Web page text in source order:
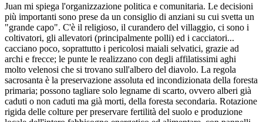
Juan mi spiega l'organizzazione politica e comunitaria. Le decisioni
più importanti sono prese da un consiglio di anziani su cui svetta un
"grande capo". C'è il religioso, il curandero del villaggio, ci sono i
coltivatori, gli allevatori (principalmente polli) ed i cacciatori...
cacciano poco, soprattutto i pericolosi maiali selvatici, grazie ad
archi e frecce; le punte le realizzano con degli affilatissimi aghi
molto velenosi che si trovano sull'albero del diavolo. La regola
sacrosanta è la preservazione assoluta ed incondizionata della foresta
primaria; possono tagliare solo legname di scarto, ovvero alberi già
caduti o non caduti ma già morti, della foresta secondaria. Rotazione
rigida delle colture per preservare fertilità del suolo e produzione